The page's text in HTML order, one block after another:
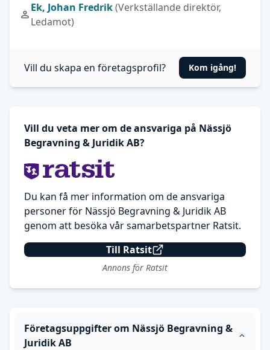
Ek, Johan Fredrik(Verkställande direktör,
Ledamot)
Vill du skapa en företagsprofil? Kom igång!
Vill du veta mer om de ansvariga på Nässjö
Begravning & Juridik AB?
Du kan få mer information om de ansvariga
personer för Nässjö Begravning & Juridik AB
genom att besöka vår samarbetspartner Ratsit.
Till Ratsit
Annons för Ratsit
Företagsuppgifter om Nässjö Begravning &
Juridik AB